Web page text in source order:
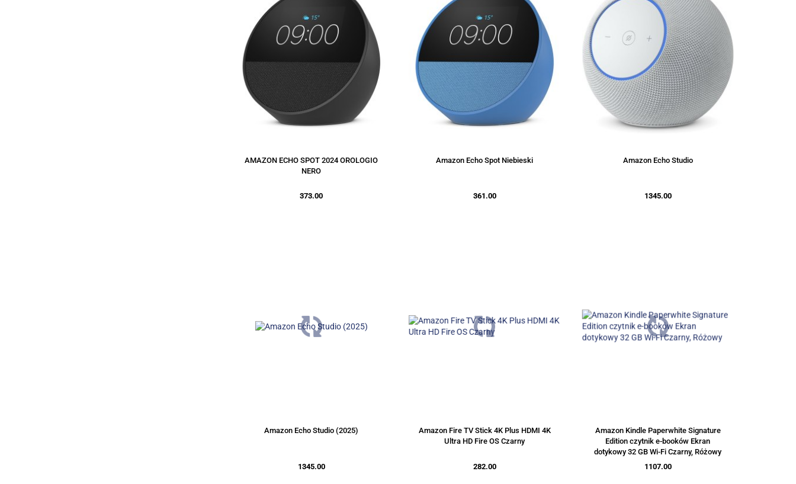
AMAZON ECHO SPOT 2024 OROLOGIO
NERO
373.00
Amazon Echo Spot Niebieski
361.00
Amazon Echo Studio
1345.00
Amazon Echo Studio (2025)
1345.00
Amazon Fire TV Stick 4K Plus HDMI 4K
Ultra HD Fire OS Czarny
282.00
Amazon Kindle Paperwhite Signature
Edition czytnik e-booków Ekran
dotykowy 32 GB Wi-Fi Czarny, Różowy
1107.00